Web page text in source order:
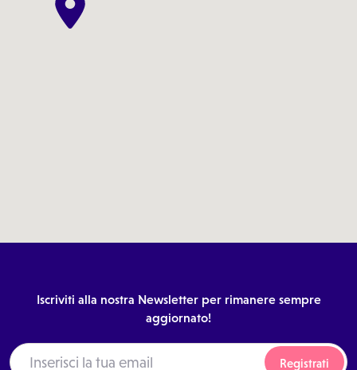
Iscriviti alla nostra Newsletter per rimanere sempre
aggiornato!
Registrati